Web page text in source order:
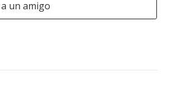
un amigo